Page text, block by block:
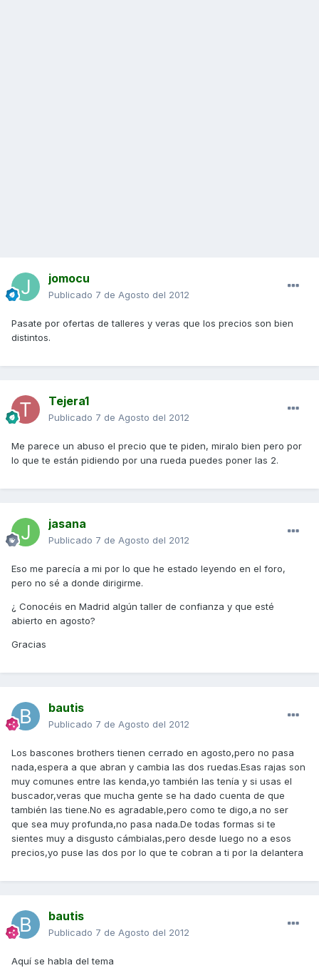
jomocu
Publicado 7 de Agosto del 2012
Pasate por ofertas de talleres y veras que los precios son bien
distintos.
Tejera1
Publicado 7 de Agosto del 2012
Me parece un abuso el precio que te piden, miralo bien pero por
lo que te están pidiendo por una rueda puedes poner las 2.
jasana
Publicado 7 de Agosto del 2012
Eso me parecía a mi por lo que he estado leyendo en el foro,
pero no sé a donde dirigirme.
¿ Conocéis en Madrid algún taller de confianza y que esté
abierto en agosto?
Gracias
bautis
Publicado 7 de Agosto del 2012
Los bascones brothers tienen cerrado en agosto,pero no pasa
nada,espera a que abran y cambia las dos ruedas.Esas rajas son
muy comunes entre las kenda,yo también las tenía y si usas el
buscador,veras que mucha gente se ha dado cuenta de que
también las tiene.No es agradable,pero como te digo,a no ser
que sea muy profunda,no pasa nada.De todas formas si te
sientes muy a disgusto cámbialas,pero desde luego no a esos
precios,yo puse las dos por lo que te cobran a ti por la delantera
bautis
Publicado 7 de Agosto del 2012
Aquí se habla del tema